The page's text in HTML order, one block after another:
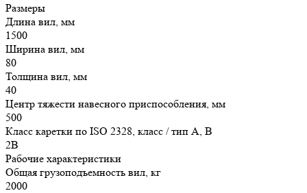
Размеры
Длина вил, мм
1500
Ширина вил, мм
80
Толщина вил, мм
40
Центр тяжести навесного приспособления, мм
500
Класс каретки по ISO 2328, класс / тип A, B
2B
Рабочие характеристики
Общая грузоподъемность вил, кг
2000